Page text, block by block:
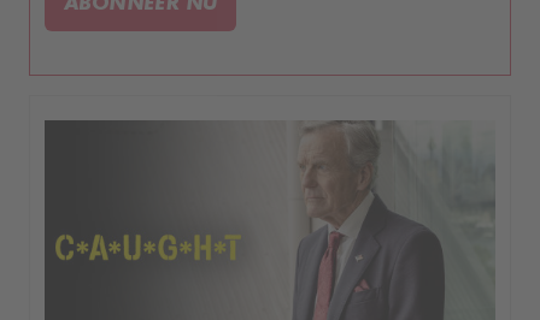
te herstellen met behulp van hun groeiende